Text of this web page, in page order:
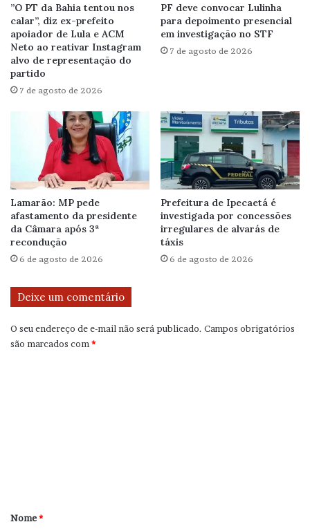
”O PT da Bahia tentou nos
calar”, diz ex-prefeito
apoiador de Lula e ACM
Neto ao reativar Instagram
alvo de representação do
partido
7 de agosto de 2026
PF deve convocar Lulinha
para depoimento presencial
em investigação no STF
7 de agosto de 2026
Lamarão: MP pede
afastamento da presidente
da Câmara após 3ª
recondução
6 de agosto de 2026
Prefeitura de Ipecaetá é
investigada por concessões
irregulares de alvarás de
táxis
6 de agosto de 2026
Deixe um comentário
O seu endereço de e-mail não será publicado. Campos obrigatórios
são marcados com*
r
Nome*